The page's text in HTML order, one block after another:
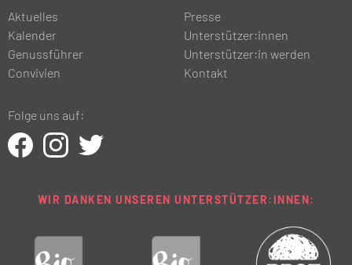
Aktuelles
Kalender
Genussführer
Convivien
Presse
Unterstützer:innen
Unterstützer:in werden
Kontakt
Folge uns auf:
WIR DANKEN UNSEREN UNTERSTÜTZER:INNEN: